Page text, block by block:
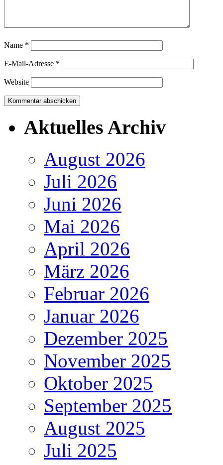
Name *
E-Mail-Adresse *
Website
Aktuelles Archiv
August 2026
Juli 2026
Juni 2026
Mai 2026
April 2026
März 2026
Februar 2026
Januar 2026
Dezember 2025
November 2025
Oktober 2025
September 2025
August 2025
Juli 2025